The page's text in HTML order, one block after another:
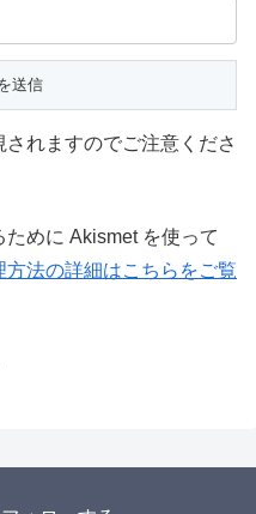
れますのでご注意くださ
めに Akismet を使って
方法の詳細はこちらをご覧